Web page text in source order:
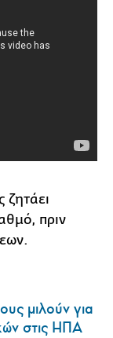
ζητάει
πριν
μιλούν για
στις ΗΠΑ